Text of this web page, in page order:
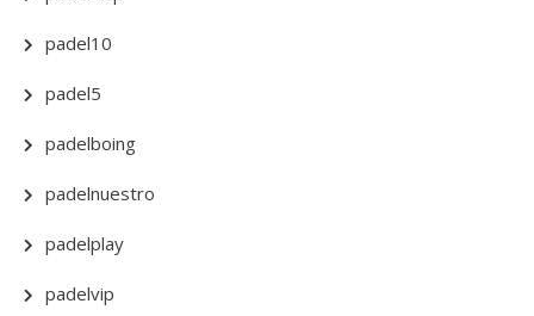
padel10
padel5
padelboing
padelnuestro
padelplay
padelvip